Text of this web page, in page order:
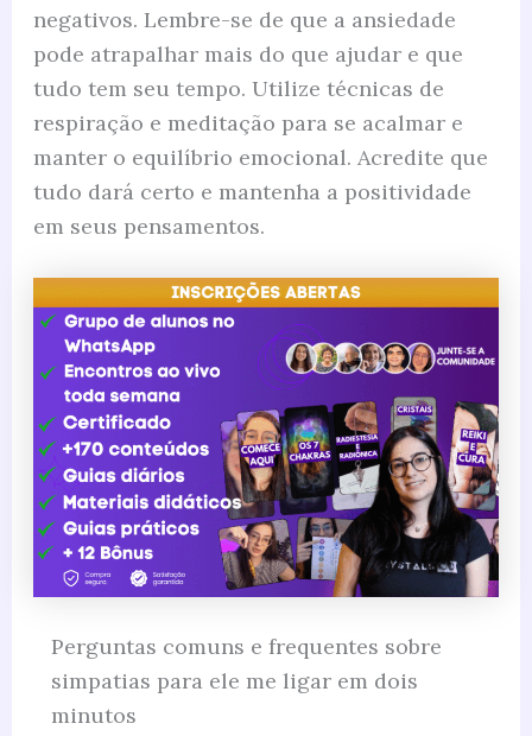
negativos. Lembre-se de que a ansiedade
pode atrapalhar mais do que ajudar e que
tudo tem seu tempo. Utilize técnicas de
respiração e meditação para se acalmar e
manter o equilíbrio emocional. Acredite que
tudo dará certo e mantenha a positividade
em seus pensamentos.
Perguntas comuns e frequentes sobre
simpatias para ele me ligar em dois
minutos